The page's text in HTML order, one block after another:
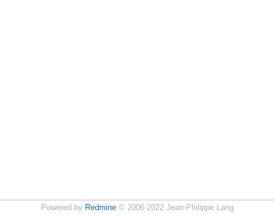
Powered by Redmine© 2006-2022 Jean-Philippe Lang